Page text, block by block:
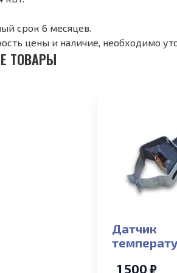
срок 6 месяцев.
цены и наличие, необходимо
ТОВАРЫ
Датчик
1 500 ₽